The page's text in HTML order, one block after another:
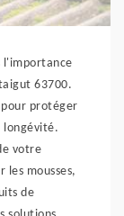
l'importance
63700.
protéger
longévité.
votre
mousses,
de